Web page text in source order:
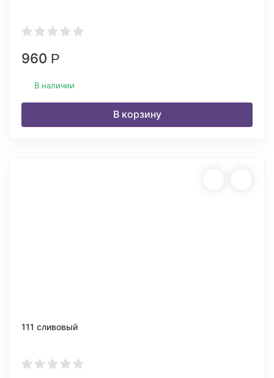
960 Р
В наличии
В корзину
111 сливовый